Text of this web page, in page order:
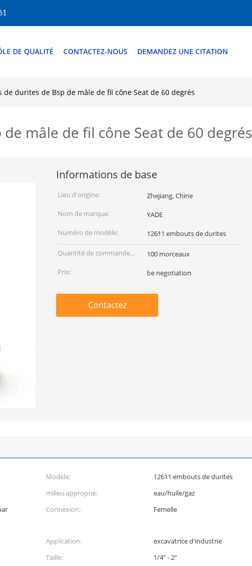
DE QUALITÉ CONTACTEZ-NOUS DEMANDEZ UNE CITATION
de durites de Bsp de mâle de fil cône Seat de 60 degrés
mâle de fil cône Seat de 60 degrés
Informations de base
Lieu d'origine:
Zhejiang, Chine
Nom de marque:
YADE
Numéro de modèle:
12611 embouts de durites
Quantité de commande
min:
100 morceaux
Prix:
be negotiation
Contactez
Modèle:
12611 embouts de durites
milieu approprié:
eau/huile/gaz
Connexion: Femelle
Application:
excavatrice d'industrie
Taille:
1/4" - 2"